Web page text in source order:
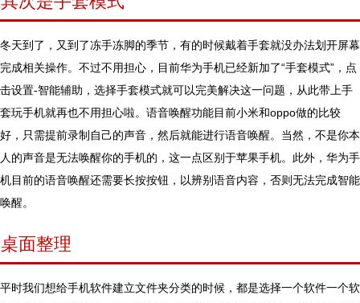
冬天到了，又到了冻手冻脚的季节，有的时候戴着手套就没办法划开屏幕
完成相关操作。不过不用担心，目前华为手机已经新加了“手套模式”，点
击设置-智能辅助，选择手套模式就可以完美解决这一问题，从此带上手
套玩手机就再也不用担心啦。语音唤醒功能目前小米和oppo做的比较
好，只需提前录制自己的声音，然后就能进行语音唤醒。当然，不是你本
人的声音是无法唤醒你的手机的，这一点区别于苹果手机。此外，华为手
机目前的语音唤醒还需要长按按钮，以辨别语音内容，否则无法完成智能
唤醒。
桌面整理
平时我们想给手机软件建立文件夹分类的时候，都是选择一个软件一个软